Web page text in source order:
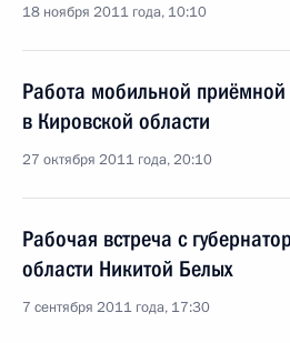
18 ноября 2011 года, 10:10
Работа мобильной приёмной
в Кировской области
27 октября 2011 года, 20:10
Рабочая встреча с
области Никитой Белых
7 сентября 2011 года, 17:30